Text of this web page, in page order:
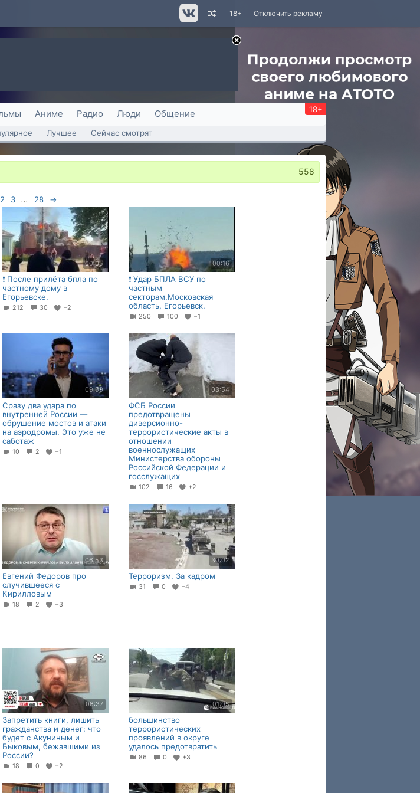
Отключить рекламу
18+
Аниме Радио Люди Общение 18+
Лучшее Сейчас смотрят
558
2 3 ... 28 →
00:05
❗️ После прилёта бпла по
частному дому в
Егорьевске.
212 30 −2
00:16
❗️ Удар БПЛА ВСУ по
частным
секторам.Московская
область, Егорьевск.
250 100 −1
09:59
Сразу два удара по
внутренней России —
обрушение мостов и атаки
на аэродромы. Это уже не
саботаж
10 2 +1
03:54
ФСБ России
предотвращены
диверсионно-
террористические акты в
отношении
военнослужащих
Министерства обороны
Российской Федерации и
госслужащих
102 16 +2
06:53
Евгений Федоров про
случившееся с
Кирилловым
18 2 +3
30:02
Терроризм. За кадром
31 0 +4
06:37
Запретить книги, лишить
гражданства и денег: что
будет с Акуниным и
Быковым, бежавшими из
России?
18 0 +2
01:05
большинство
террористических
проявлений в округе
удалось предотвратить
86 0 +3